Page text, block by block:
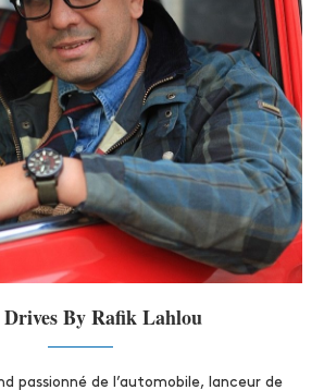
Drives By Rafik Lahlou
passionné de l’automobile, lanceur de